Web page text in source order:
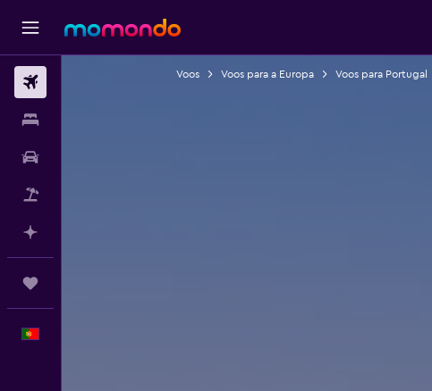
Voos Voos para a Europa Voos para Portugal